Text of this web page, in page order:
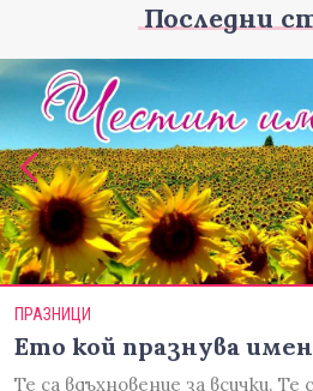
Последни
ПРАЗНИЦИ
Ето кой празнува
Те са вдъхновение за всички. Те